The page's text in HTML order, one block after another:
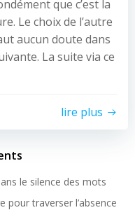
que c’est la
Le choix de l’autre
aucun doute dans
La suite via ce
lire plus
le silence des mots
pour traverser l’absence